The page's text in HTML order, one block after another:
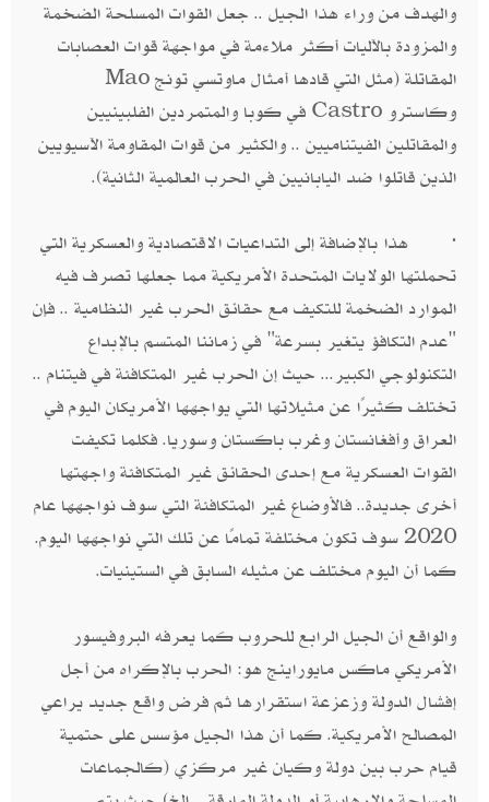
والهدف من وراء هذا الجيل .. جعل القوات المسلحة الضخمة
والمزودة بالآليات أكثر ملاءمة في مواجهة قوات العصابات
المقاتلة (مثل التي قادها أمثال ماوتسي تونج Mao
وكاسترو Castro في كوبا والمتمردين الفلبينيين
والمقاتلين الفيتناميين .. والكثير من قوات المقاومة الآسيويين
الذين قاتلوا ضد اليابانيين في الحرب العالمية الثانية).
· هذا بالإضافة إلى التداعيات الاقتصادية والعسكرية التي
تحملتها الولايات المتحدة الأمريكية مما جعلها تصرف فيه
الموارد الضخمة للتكيف مع حقائق الحرب غير النظامية .. فإن
"عدم التكافؤ يتغير بسرعة" في زماننا المتسم بالإبداع
التكنولوجي الكبير... حيث إن الحرب غير المتكافئة في فيتنام ..
تختلف كثيرًا عن مثيلاتها التي يواجهها الأمريكان اليوم في
العراق وأفغانستان وغرب باكستان وسوريا. فكلما تكيفت
القوات العسكرية مع إحدى الحقائق غير المتكافئة واجهتها
أخرى جديدة.. فالأوضاع غير المتكافئة التي سوف نواجهها عام
2020 سوف تكون مختلفة تمامًا عن تلك التي نواجهها اليوم.
كما أن اليوم مختلف عن مثيله السابق في الستينيات.
والواقع أن الجيل الرابع للحروب كما يعرفه البروفيسور
الأمريكي ماكس مايوراينج هو: الحرب بالإكراه من أجل
إفشال الدولة وزعزعة استقرارها ثم فرض واقع جديد يراعي
المصالح الأمريكية. كما أن هذا الجيل مؤسس على حتمية
قيام حرب بين دولة وكيان غير مركزي (كالجماعات